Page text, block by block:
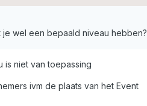
wel een bepaald niveau hebben?
is niet van toepassing
ivm de plaats van het Event